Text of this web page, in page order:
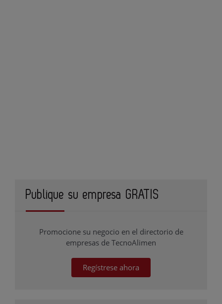
Publique su empresa GRATIS
Promocione su negocio en el directorio de
empresas de TecnoAlimen
Regístrese ahora